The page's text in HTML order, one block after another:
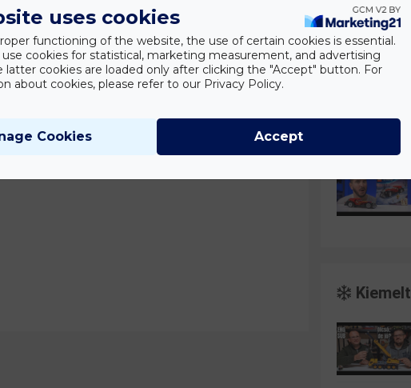
Kiemelt
uses cookies
functioning of the website, the use of certain cookies is essential.
cookies for statistical, marketing measurement, and advertising
latter cookies are loaded only after clicking the "Accept" button. For
about cookies, please refer to our Privacy Policy.
Cookies Accept